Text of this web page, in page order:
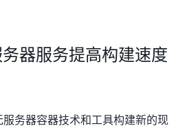
器服务提高构建速度
务器容器技术和工具构建新的现